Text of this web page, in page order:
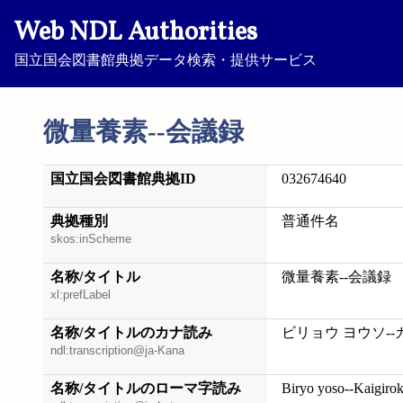
Web NDL Authorities
国立国会図書館典拠データ検索・提供サービス
微量養素--会議録
国立国会図書館典拠ID 032674640
典拠種別
skos:inScheme
普通件名
名称/タイトル
xl:prefLabel
微量養素--会議録
名称/タイトルのカナ読み
ndl:transcription@ja-Kana
ビリョウ ヨウソ--
名称/タイトルのローマ字読み Biryo yoso--